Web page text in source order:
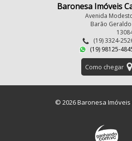
Baronesa Imóveis
Avenida
Barão Geraldo
(19) 3324-
(19) 98125-
Como chegar
© 2026 Baronesa Imóveis